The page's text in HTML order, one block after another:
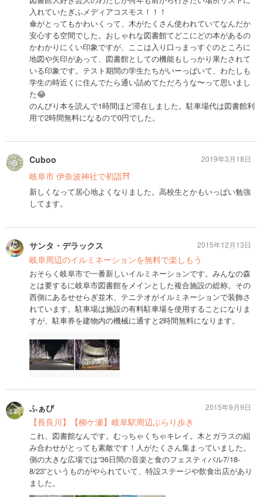
入れていたぎふメディアコスモス！！！
傘がとってもかわいくって、木がたくさん使われていてなんだか
安心する空間でした。おしゃれな図書館てどこにどの本があるの
かわかりにくい印象ですが、ここは入り口っまっすぐのところに
地図や矢印があって、図書館としての機能もしっかり果たされて
いる印象です。テスト期間の学生たちがいーっぱいて、わたしも
学生の時近くに住んでたら通い詰めてただろうな〜って思いまし
た😂
のんびり本を読んで1時間ほど滞在しました。駐車場代は図書館利
用で2時間無料になるので0円でした。
Cuboo
岐阜市 伊奈波神社で初詣⛩
新しくなって居心地よくなりました。高校生とかもいっぱい勉強
してます。
2019年3月18日
サンタ・デラックス
岐阜周辺のイルミネーションを無料で楽しもう
おそらく岐阜市で一番新しいイルミネーションです。みんなの森
とは要するに岐阜市図書館をメインとした複合施設の総称。その
西側にあるせせらぎ並木、テニテオがイルミネーションで装飾さ
れています。駐車場は施設の有料駐車場を使用することになりま
すが、駐車券を建物内の機械に通すと2時間無料になります。
2015年12月13日
ふぁび
【長良川】【柳ケ瀬】岐阜駅周辺ぶらり歩き
これ、図書館なんです。むっちゃくちゃキレイ。木とガラスの組
み合わせがとっても素敵です！人がたくさん集まっていました。
側の大きな広場では“36日間の音楽と食のフェスティバル7/18-
8/23”というものがやられていて、特設ステージや飲食出店があり
ました。
2015年9月9日